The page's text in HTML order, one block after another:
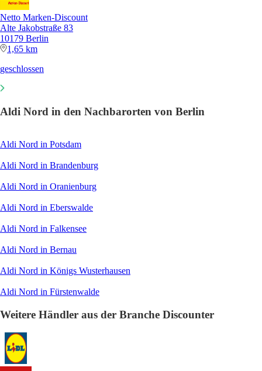
Netto Marken-Discount
Alte Jakobstraße 83
10179 Berlin
1,65 km
geschlossen
Aldi Nord in den Nachbarorten von Berlin
Aldi Nord in Potsdam
Aldi Nord in Brandenburg
Aldi Nord in Oranienburg
Aldi Nord in Eberswalde
Aldi Nord in Falkensee
Aldi Nord in Bernau
Aldi Nord in Königs Wusterhausen
Aldi Nord in Fürstenwalde
Weitere Händler aus der Branche Discounter